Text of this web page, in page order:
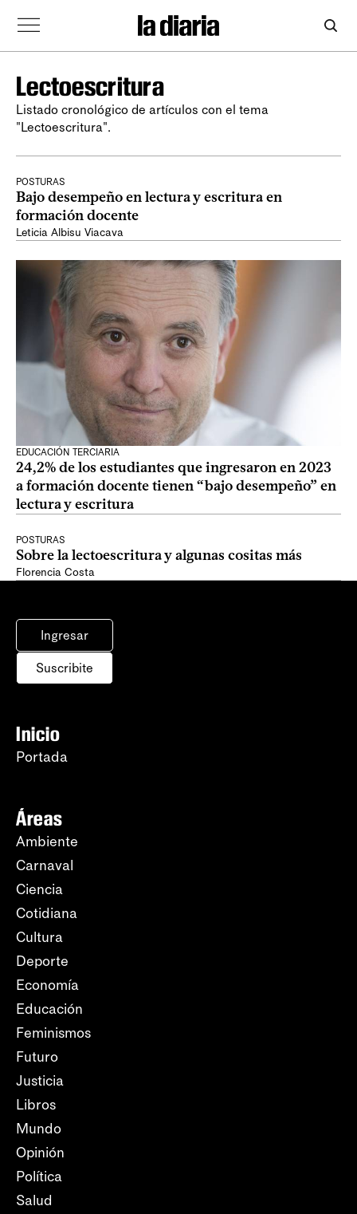
Lectoescritura
Listado cronológico de artículos con el tema
"Lectoescritura".
POSTURAS
Bajo desempeño en lectura y escritura en
formación docente
Leticia Albisu Viacava
EDUCACIÓN TERCIARIA
24,2% de los estudiantes que ingresaron en 2023
a formación docente tienen “bajo desempeño” en
lectura y escritura
POSTURAS
Sobre la lectoescritura y algunas cositas más
Florencia Costa
Ingresar
Suscribite
Inicio
Portada
Áreas
Ambiente
Carnaval
Ciencia
Cotidiana
Cultura
Deporte
Economía
Educación
Feminismos
Futuro
Justicia
Libros
Mundo
Opinión
Política
Salud